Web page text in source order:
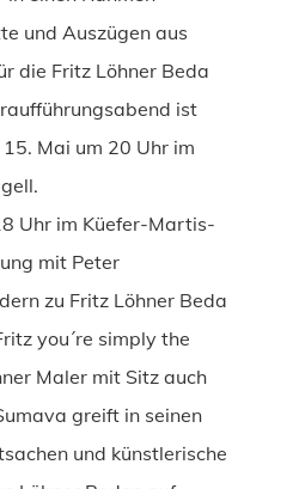
und Auszügen aus
die Fritz Löhner Beda
ist
Mai um 20 Uhr im
Uhr im Küefer-Martis-
mit Peter
zu Fritz Löhner Beda
you´re simply the
Maler mit Sitz auch
greift in seinen
und künstlerische